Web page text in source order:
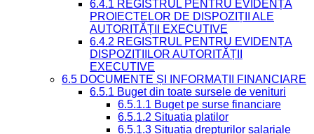
6.4.1 REGISTRUL PENTRU EVIDENȚA
PROIECTELOR DE DISPOZIȚII ALE
AUTORITĂȚII EXECUTIVE
6.4.2 REGISTRUL PENTRU EVIDENȚA
DISPOZIȚIILOR AUTORITĂȚII
EXECUTIVE
6.5 DOCUMENTE ȘI INFORMAȚII FINANCIARE
6.5.1 Buget din toate sursele de venituri
6.5.1.1 Buget pe surse financiare
6.5.1.2 Situatia platilor
6.5.1.3 Situatia drepturilor salariale